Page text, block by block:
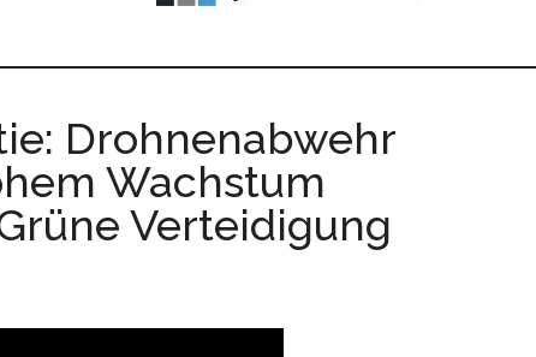
Drohnenabwehr
Wachstum
Verteidigung